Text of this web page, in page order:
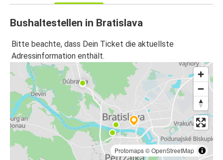
Bushaltestellen in Bratislava
Bitte beachte, dass Dein Ticket die aktuellste
Adressinformation enthält.
Protomaps©OpenStreetMap